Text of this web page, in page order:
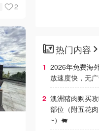
2
热门内容
2026年免费海
放速度快，无广
澳洲猪肉购买
部位（附五花
~）🐖